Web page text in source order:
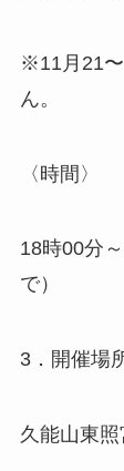
※11月21
ん。
〈時間〉
18時00分
で）
3．開催場
久能山東